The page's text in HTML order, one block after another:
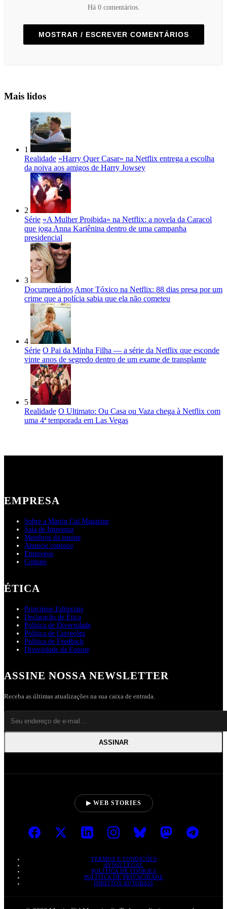
Há 0 comentários.
MOSTRAR / ESCREVER COMENTÁRIOS
Mais lidos
1
Realidade «Harry Quer Casar» na Netflix entrega a escolha
da noiva aos amigos de Harry Jowsey
2
Série «A Mulher Proibida» na Netflix: a novela da Caracol
que joga Anna Kariênina dentro de uma campanha
presidencial
3
Documentários Amor Tóxico na Netflix: 88 dias presa por um
crime que a polícia sabia que ela não cometeu
4
Série O Pai da Minha Filha — a série da Netflix que esconde
vinte anos de segredo dentro de um exame de transplante
5
Realidade O Ultimato: Ou Casa ou Vaza chega à Netflix com
uma 4ª temporada em Las Vegas
EMPRESA
Sobre a Martin Cid Magazine
Sala de Imprensa
Membros da equipe
Anuncie conosco
Empregos
Contato
ÉTICA
Princípios Editoriais
Declaração de Ética
Política de Diversidade
Política de Correções
Política de Feedback
Diversidade da Equipe
ASSINE NOSSA NEWSLETTER
Receba as últimas atualizações na sua caixa de entrada.
ASSINAR
▶ WEB STORIES
TERMOS E CONDIÇÕES
AVISO LEGAL
POLÍTICA DE COOKIES
POLÍTICA DE PRIVACIDADE
DIREITOS AUTORAIS